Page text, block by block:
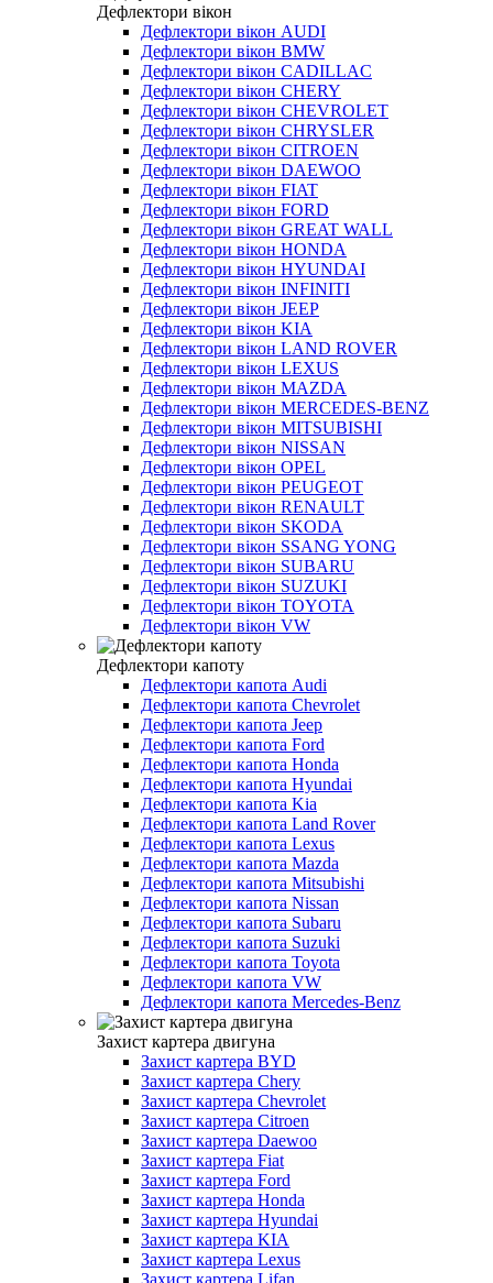
Дефлектори вікон
Дефлектори вікон AUDI
Дефлектори вікон BMW
Дефлектори вікон CADILLAC
Дефлектори вікон CHERY
Дефлектори вікон CHEVROLET
Дефлектори вікон CHRYSLER
Дефлектори вікон CITROEN
Дефлектори вікон DAEWOO
Дефлектори вікон FIAT
Дефлектори вікон FORD
Дефлектори вікон GREAT WALL
Дефлектори вікон HONDA
Дефлектори вікон HYUNDAI
Дефлектори вікон INFINITI
Дефлектори вікон JEEP
Дефлектори вікон KIA
Дефлектори вікон LAND ROVER
Дефлектори вікон LEXUS
Дефлектори вікон MAZDA
Дефлектори вікон MERCEDES-BENZ
Дефлектори вікон MITSUBISHI
Дефлектори вікон NISSAN
Дефлектори вікон OPEL
Дефлектори вікон PEUGEOT
Дефлектори вікон RENAULT
Дефлектори вікон SKODA
Дефлектори вікон SSANG YONG
Дефлектори вікон SUBARU
Дефлектори вікон SUZUKI
Дефлектори вікон TOYOTA
Дефлектори вікон VW
Дефлектори капоту
Дефлектори капота Audi
Дефлектори капота Chevrolet
Дефлектори капота Jeep
Дефлектори капота Ford
Дефлектори капота Honda
Дефлектори капота Hyundai
Дефлектори капота Kia
Дефлектори капота Land Rover
Дефлектори капота Lexus
Дефлектори капота Mazda
Дефлектори капота Mitsubishi
Дефлектори капота Nissan
Дефлектори капота Subaru
Дефлектори капота Suzuki
Дефлектори капота Toyota
Дефлектори капота VW
Дефлектори капота Mercedes-Benz
Захист картера двигуна
Захист картера BYD
Захист картера Chery
Захист картера Chevrolet
Захист картера Citroen
Захист картера Daewoo
Захист картера Fiat
Захист картера Ford
Захист картера Honda
Захист картера Hyundai
Захист картера KIA
Захист картера Lexus
Захист картера Lifan